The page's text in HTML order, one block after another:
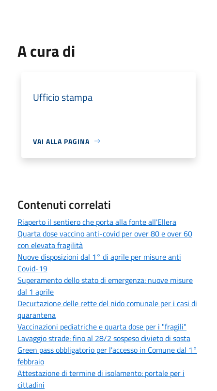
A cura di
Ufficio stampa
VAI ALLA PAGINA
Contenuti correlati
Riaperto il sentiero che porta alla fonte all'Ellera
Quarta dose vaccino anti-covid per over 80 e over 60
con elevata fragilità
Nuove disposizioni dal 1° di aprile per misure anti
Covid-19
Superamento dello stato di emergenza: nuove misure
dal 1 aprile
Decurtazione delle rette del nido comunale per i casi di
quarantena
Vaccinazioni pediatriche e quarta dose per i "fragili"
Lavaggio strade: fino al 28/2 sospeso divieto di sosta
Green pass obbligatorio per l'accesso in Comune dal 1°
febbraio
Attestazione di termine di isolamento: portale per i
cittadini